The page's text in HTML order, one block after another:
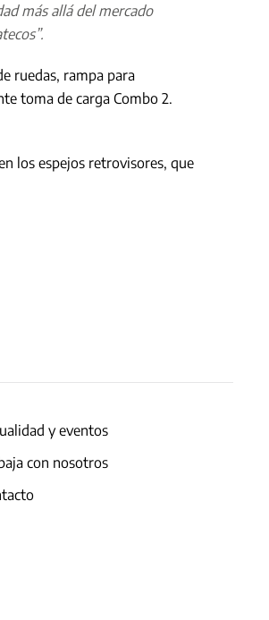
más allá del mercado
ruedas, rampa para
toma de carga Combo 2.
los espejos retrovisores, que
y eventos
con nosotros